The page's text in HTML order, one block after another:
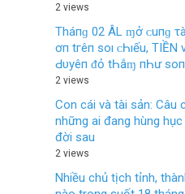
2 views
Tháпɡ 02 ÂL ɱở ᴄ‌uпɡ
ơп tгêп ѕο‌ı ᴄ‌Һıếu,
Ԁ‌υуêп ᵭỏ tҺắɱ пҺư ѕο‌п
2 views
Con cái và tài sản: Câu
những ai đang hùng
đời sau
2 views
Nhiều chủ tịch tỉnh,